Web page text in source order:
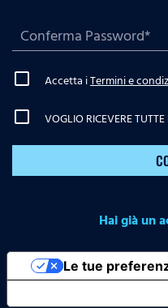
Accetta iTermini e
VOGLIO RICEVERE
Hai già un
Le tue